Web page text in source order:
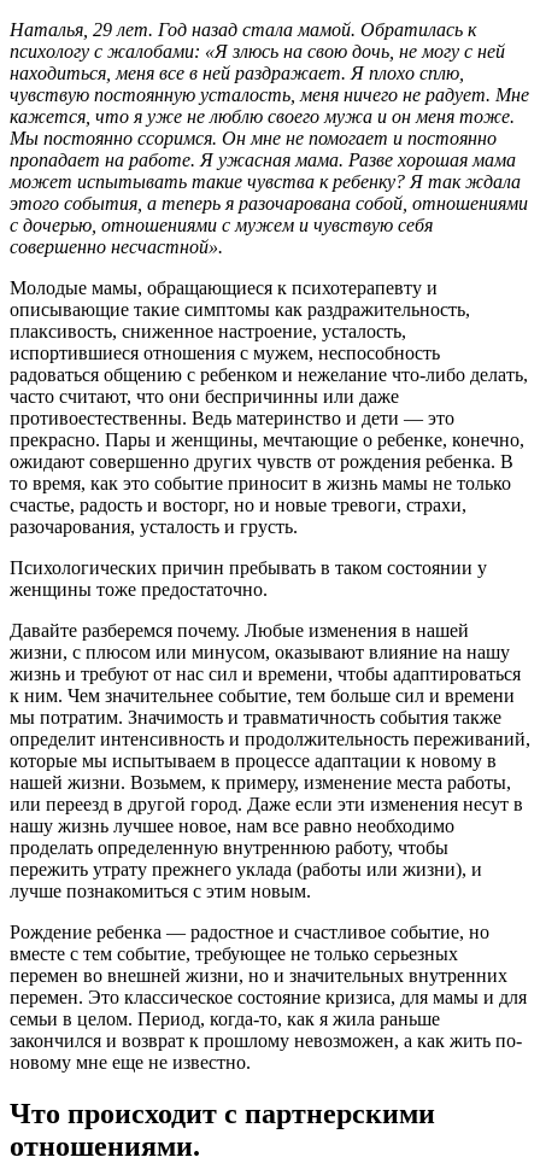
Наталья, 29 лет. Год назад стала мамой. Обратилась к
психологу с жалобами: «Я злюсь на свою дочь, не могу с ней
находиться, меня все в ней раздражает. Я плохо сплю,
чувствую постоянную усталость, меня ничего не радует. Мне
кажется, что я уже не люблю своего мужа и он меня тоже.
Мы постоянно ссоримся. Он мне не помогает и постоянно
пропадает на работе. Я ужасная мама. Разве хорошая мама
может испытывать такие чувства к ребенку? Я так ждала
этого события, а теперь я разочарована собой, отношениями
с дочерью, отношениями с мужем и чувствую себя
совершенно несчастной».
Молодые мамы, обращающиеся к психотерапевту и
описывающие такие симптомы как раздражительность,
плаксивость, сниженное настроение, усталость,
испортившиеся отношения с мужем, неспособность
радоваться общению с ребенком и нежелание что-либо делать,
часто считают, что они беспричинны или даже
противоестественны. Ведь материнство и дети — это
прекрасно. Пары и женщины, мечтающие о ребенке, конечно,
ожидают совершенно других чувств от рождения ребенка. В
то время, как это событие приносит в жизнь мамы не только
счастье, радость и восторг, но и новые тревоги, страхи,
разочарования, усталость и грусть.
Психологических причин пребывать в таком состоянии у
женщины тоже предостаточно.
Давайте разберемся почему. Любые изменения в нашей
жизни, с плюсом или минусом, оказывают влияние на нашу
жизнь и требуют от нас сил и времени, чтобы адаптироваться
к ним. Чем значительнее событие, тем больше сил и времени
мы потратим. Значимость и травматичность события также
определит интенсивность и продолжительность переживаний,
которые мы испытываем в процессе адаптации к новому в
нашей жизни. Возьмем, к примеру, изменение места работы,
или переезд в другой город. Даже если эти изменения несут в
нашу жизнь лучшее новое, нам все равно необходимо
проделать определенную внутреннюю работу, чтобы
пережить утрату прежнего уклада (работы или жизни), и
лучше познакомиться с этим новым.
Рождение ребенка — радостное и счастливое событие, но
вместе с тем событие, требующее не только серьезных
перемен во внешней жизни, но и значительных внутренних
перемен. Это классическое состояние кризиса, для мамы и для
семьи в целом. Период, когда-то, как я жила раньше
закончился и возврат к прошлому невозможен, а как жить по-
новому мне еще не известно.
Что происходит с партнерскими
отношениями.